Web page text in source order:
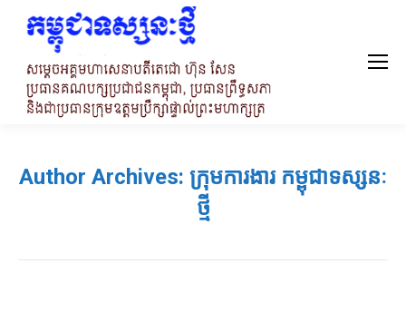
Author Archives: ក្រុមការងារ កម្ពុជាទស្សនៈ
ថ្មី